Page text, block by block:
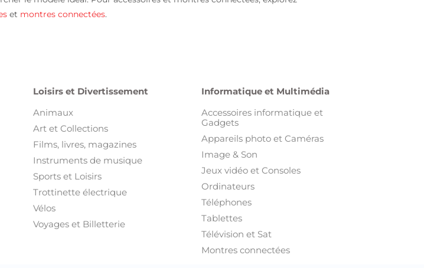
et montres connectées.
Loisirs et Divertissement
Animaux
Art et Collections
Films, livres, magazines
Instruments de musique
Sports et Loisirs
Trottinette électrique
Vélos
Voyages et Billetterie
Informatique et Multimédia
Accessoires informatique et
Gadgets
Appareils photo et Caméras
Image & Son
Jeux vidéo et Consoles
Ordinateurs
Téléphones
Tablettes
Télévision et Sat
Montres connectées